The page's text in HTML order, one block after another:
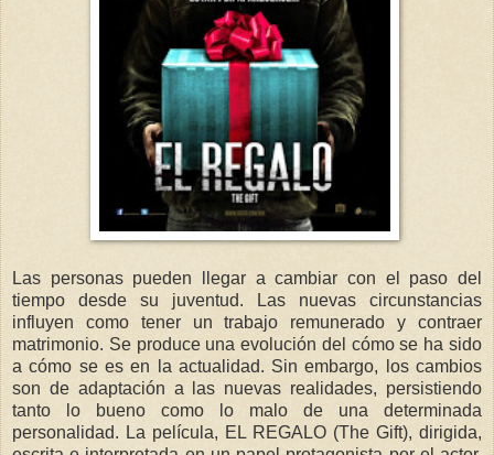
Las personas pueden llegar a cambiar con el paso del
tiempo desde su juventud. Las nuevas circunstancias
influyen como tener un trabajo remunerado y contraer
matrimonio. Se produce una evolución del cómo se ha sido
a cómo se es en la actualidad. Sin embargo, los cambios
son de adaptación a las nuevas realidades, persistiendo
tanto lo bueno como lo malo de una determinada
personalidad. La película, EL REGALO (The Gift), dirigida,